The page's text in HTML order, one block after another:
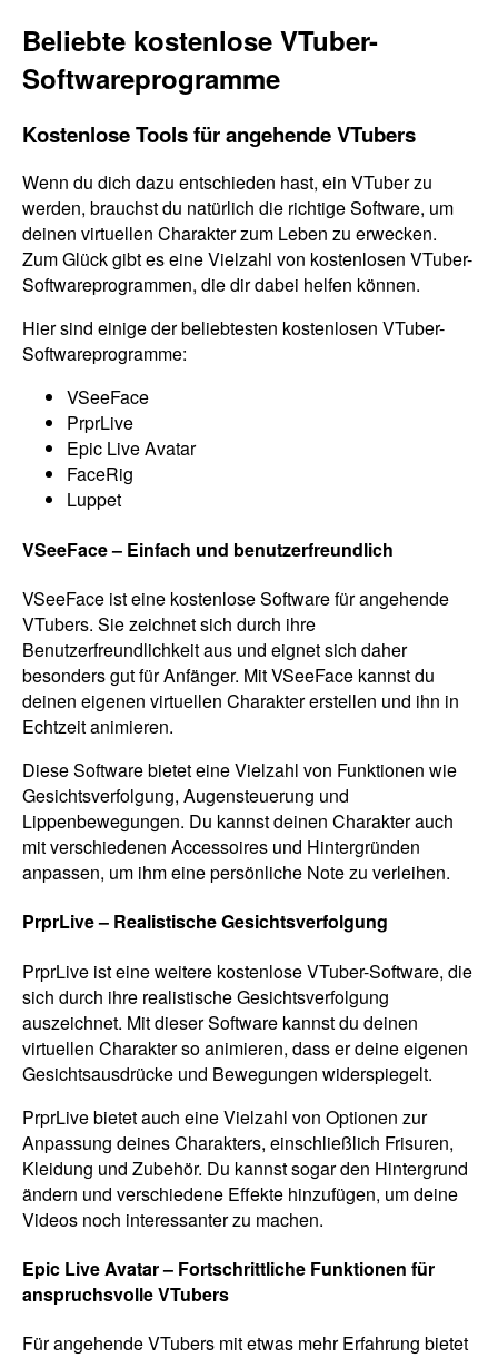
Beliebte kostenlose VTuber-
Softwareprogramme
Kostenlose Tools für angehende VTubers
Wenn du dich dazu entschieden hast, ein VTuber zu
werden, brauchst du natürlich die richtige Software, um
deinen virtuellen Charakter zum Leben zu erwecken.
Zum Glück gibt es eine Vielzahl von kostenlosen VTuber-
Softwareprogrammen, die dir dabei helfen können.
Hier sind einige der beliebtesten kostenlosen VTuber-
Softwareprogramme:
VSeeFace
PrprLive
Epic Live Avatar
FaceRig
Luppet
VSeeFace – Einfach und benutzerfreundlich
VSeeFace ist eine kostenlose Software für angehende
VTubers. Sie zeichnet sich durch ihre
Benutzerfreundlichkeit aus und eignet sich daher
besonders gut für Anfänger. Mit VSeeFace kannst du
deinen eigenen virtuellen Charakter erstellen und ihn in
Echtzeit animieren.
Diese Software bietet eine Vielzahl von Funktionen wie
Gesichtsverfolgung, Augensteuerung und
Lippenbewegungen. Du kannst deinen Charakter auch
mit verschiedenen Accessoires und Hintergründen
anpassen, um ihm eine persönliche Note zu verleihen.
PrprLive – Realistische Gesichtsverfolgung
PrprLive ist eine weitere kostenlose VTuber-Software, die
sich durch ihre realistische Gesichtsverfolgung
auszeichnet. Mit dieser Software kannst du deinen
virtuellen Charakter so animieren, dass er deine eigenen
Gesichtsausdrücke und Bewegungen widerspiegelt.
PrprLive bietet auch eine Vielzahl von Optionen zur
Anpassung deines Charakters, einschließlich Frisuren,
Kleidung und Zubehör. Du kannst sogar den Hintergrund
ändern und verschiedene Effekte hinzufügen, um deine
Videos noch interessanter zu machen.
Epic Live Avatar – Fortschrittliche Funktionen für
anspruchsvolle VTubers
Für angehende VTubers mit etwas mehr Erfahrung bietet